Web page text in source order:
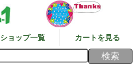
ショップ一覧 カートを見る